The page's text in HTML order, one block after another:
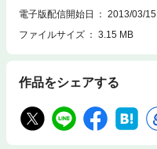
電子版配信開始日
2013/03/15
ファイルサイズ
3.15 MB
作品をシェアする